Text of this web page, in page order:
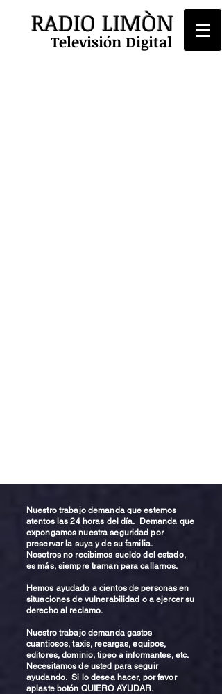
RADIO LIMÒN
Televisión Digital
Nuestro trabajo demanda que estemos
atentos las 24 horas del día. Demanda que
expongamos nuestra seguridad por
preservar la suya y de su familia.
Nosotros no recibimos sueldo del estado,
es más, siempre traman para callarnos.
Hemos ayudado a cientos de personas en
situaciones de vulnerabilidad o a ejercer su
derecho al reclamo.
Nuestro trabajo demanda gastos
cuantiosos, taxis, recargas, equipos,
editores, dominio, tipeo a informantes, etc.
Necesitamos de usted para seguir
ayudando. Si lo desea hacer, por favor
aplaste botón QUIERO AYUDAR.